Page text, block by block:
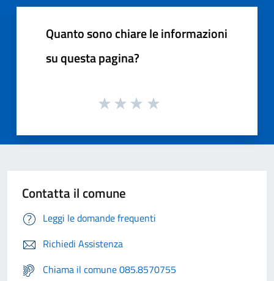
Quanto sono chiare le informazioni
su questa pagina?
Contatta il comune
Leggi le domande frequenti
Richiedi Assistenza
Chiama il comune 085.8570755